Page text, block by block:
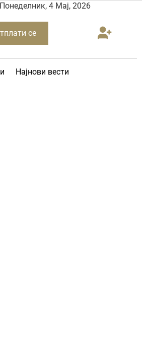
Понеделник, 4 Мај, 2026
се
Најнови вести